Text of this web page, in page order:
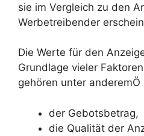
sie im Vergleich zu den
Werbetreibender
Die Werte für den
Grundlage vieler
gehören unter anderemÖ
der Gebotsbetrag,
die Qualität der